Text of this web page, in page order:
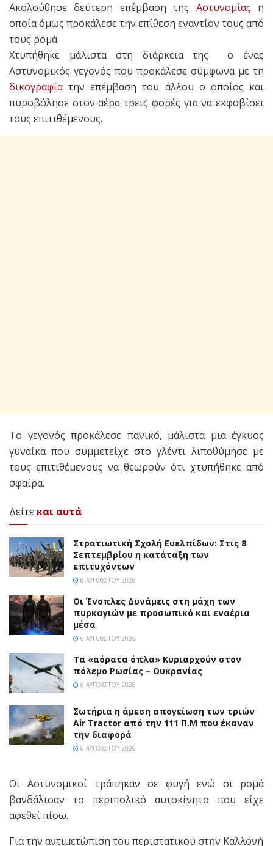
Ακολούθησε δεύτερη επέμβαση της Αστυνομίας η
οποία όμως προκάλεσε την επίθεση εναντίον τους από
τους ρομά.
Χτυπήθηκε μάλιστα στη διάρκεια της ο ένας
Αστυνομικός γεγονός που προκάλεσε σύμφωνα με τη
δικογραφίατην επέμβαση του άλλου ο οποίος και
πυροβόλησε στον αέρα τρεις φορές για να εκφοβίσει
τους επιτιθέμενους.
Το γεγονός προκάλεσε πανικό, μάλιστα μια έγκυος
γυναίκα που συμμετείχε στο γλέντι λιποθύμησε με
τους επιτιθέμενους να θεωρούν ότι χτυπήθηκε από
σφαίρα.
Δείτε και αυτά
Στρατιωτική Σχολή Ευελπίδων: Στις 8
Σεπτεμβρίου η κατάταξη των
επιτυχόντων
6 ΑΥΓΟΎΣΤΟΥ 2026
Οι Ένοπλες Δυνάμεις στη μάχη των
πυρκαγιών με προσωπικό και εναέρια
μέσα
6 ΑΥΓΟΎΣΤΟΥ 2026
Τα «αόρατα όπλα» Κυριαρχούν στον
πόλεμο Ρωσίας – Ουκρανίας
6 ΑΥΓΟΎΣΤΟΥ 2026
Σωτήρια η άμεση απογείωση των τριών
Air Tractor από την 111 Π.M που έκαναν
την διαφορά
6 ΑΥΓΟΎΣΤΟΥ 2026
Οι Αστυνομικοί τράπηκαν σε φυγή ενώ οι ρομά
βανδάλισαν το περιπολικό αυτοκίνητο που είχε
αφεθεί πίσω.
Για την αντιμετώπιση του περιστατικού στην Καλλονή